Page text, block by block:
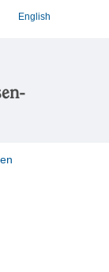
English